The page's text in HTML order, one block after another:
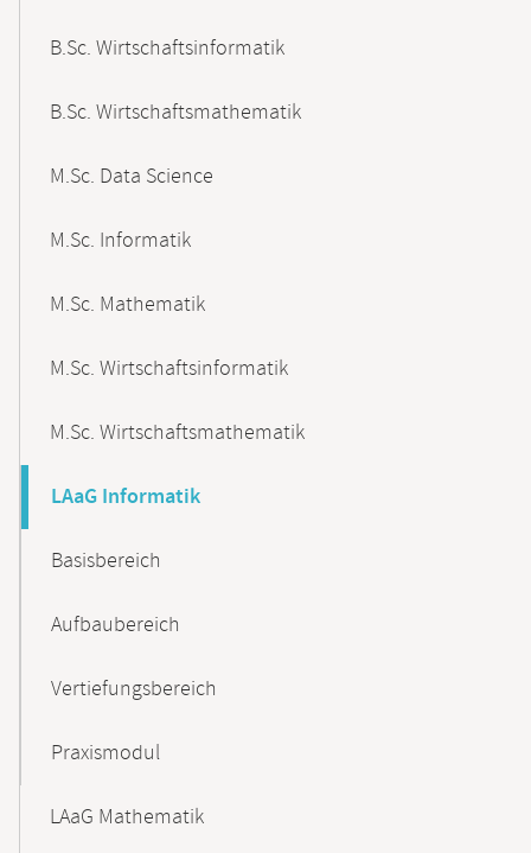
B.Sc. Wirtschaftsinformatik
B.Sc. Wirtschaftsmathematik
M.Sc. Data Science
M.Sc. Informatik
M.Sc. Mathematik
M.Sc. Wirtschaftsinformatik
M.Sc. Wirtschaftsmathematik
LAaG Informatik
Basisbereich
Aufbaubereich
Vertiefungsbereich
Praxismodul
LAaG Mathematik